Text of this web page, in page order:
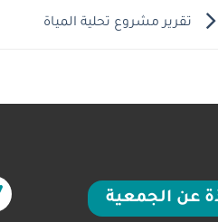
تقرير مشروع تحلية المياة
عن الجمعية